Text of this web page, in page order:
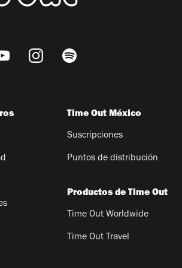
Time Out México
Suscripciones
Puntos de distribución
Productos de Time Out
Time Out Worldwide
Time Out Travel